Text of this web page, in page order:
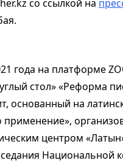
со ссылкой на
года на платформе
стол» «Реформа
основанный на
применение»,
центром
Национальной